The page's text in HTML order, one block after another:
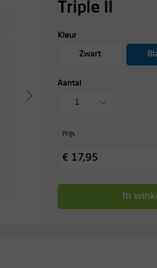
Triple II
Kleur
Zwart
Aantal
1
Prijs
€ 17,95
In